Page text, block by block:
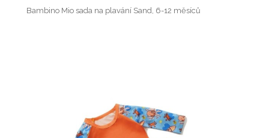
Bambino Mio sada na plavání Sand, 6-12 měsíců